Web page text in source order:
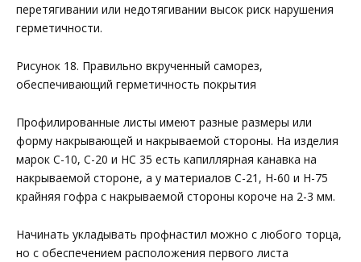
перетягивании или недотягивании высок риск нарушения
герметичности.
Рисунок 18. Правильно вкрученный саморез,
обеспечивающий герметичность покрытия
Профилированные листы имеют разные размеры или
форму накрывающей и накрываемой стороны. На изделия
марок С-10, С-20 и НС 35 есть капиллярная канавка на
накрываемой стороне, а у материалов С-21, Н-60 и Н-75
крайняя гофра с накрываемой стороны короче на 2-3 мм.
Начинать укладывать профнастил можно с любого торца,
но с обеспечением расположения первого листа